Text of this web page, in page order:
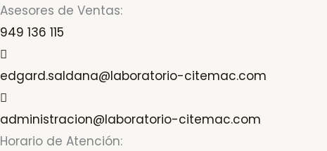
Asesores de Ventas:
949 136 115
edgard.saldana@laboratorio-citemac.com
administracion@laboratorio-citemac.com
Horario de Atención: